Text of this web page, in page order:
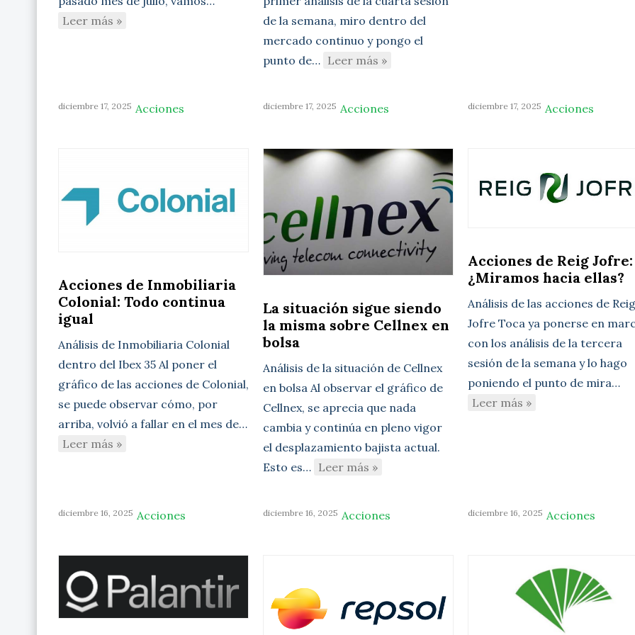
Leer más »
de la semana, miro dentro del
mercado continuo y pongo el
punto de… Leer más »
diciembre 17, 2025 Acciones
Acciones de Inmobiliaria
Colonial: Todo continua
igual
Análisis de Inmobiliaria Colonial
dentro del Ibex 35 Al poner el
gráfico de las acciones de Colonial,
se puede observar cómo, por
arriba, volvió a fallar en el mes de…
Leer más »
diciembre 17, 2025 Acciones
La situación sigue siendo
la misma sobre Cellnex en
bolsa
Análisis de la situación de Cellnex
en bolsa Al observar el gráfico de
Cellnex, se aprecia que nada
cambia y continúa en pleno vigor
el desplazamiento bajista actual.
Esto es… Leer más »
diciembre 17, 2025 Acciones
Acciones de Reig Jofre:
¿Miramos hacia ellas?
Análisis de las acciones de
Jofre Toca ya ponerse en
con los análisis de la tercera
sesión de la semana y lo hago
poniendo el punto de mira…
Leer más »
diciembre 16, 2025 Acciones diciembre 16, 2025 Acciones diciembre 16, 2025 Acciones